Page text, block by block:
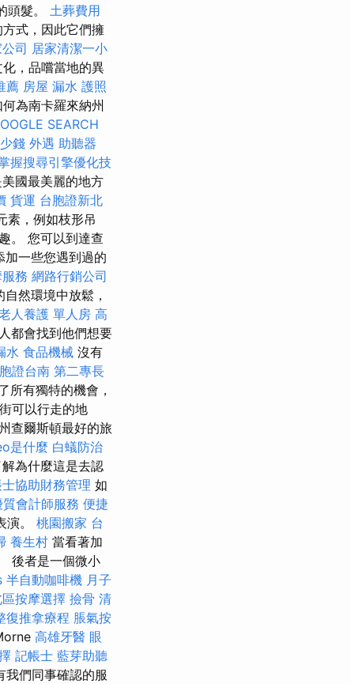
頭髮。 土葬費用
式，因此它們擁
司 居家清潔一小
，品嚐當地的異
薦 房屋 漏水 護照
為南卡羅來納州
SEARCH
錢 外遇 助聽器
握搜尋引擎優化技
國最美麗的地方
貨運 台胞證新北
素，例如枝形吊
。 您可以到達查
加一些您遇到過的
務 網路行銷公司
然環境中放鬆，
人養護 單人房 高
都會找到他們想要
水 食品機械 沒有
證台南 第二專長
所有獨特的機會，
可以行走的地
查爾斯頓最好的旅
是什麼 白蟻防治
為什麼這是去認
協助財務管理 如
質會計師服務 便捷
演。 桃園搬家 台
養生村 當看著加
後者是一個微小
半自動咖啡機 月子
按摩選擇 撿骨 清
復推拿療程 脹氣按
高雄牙醫 眼
記帳士 藍芽助聽
們同事確認的服